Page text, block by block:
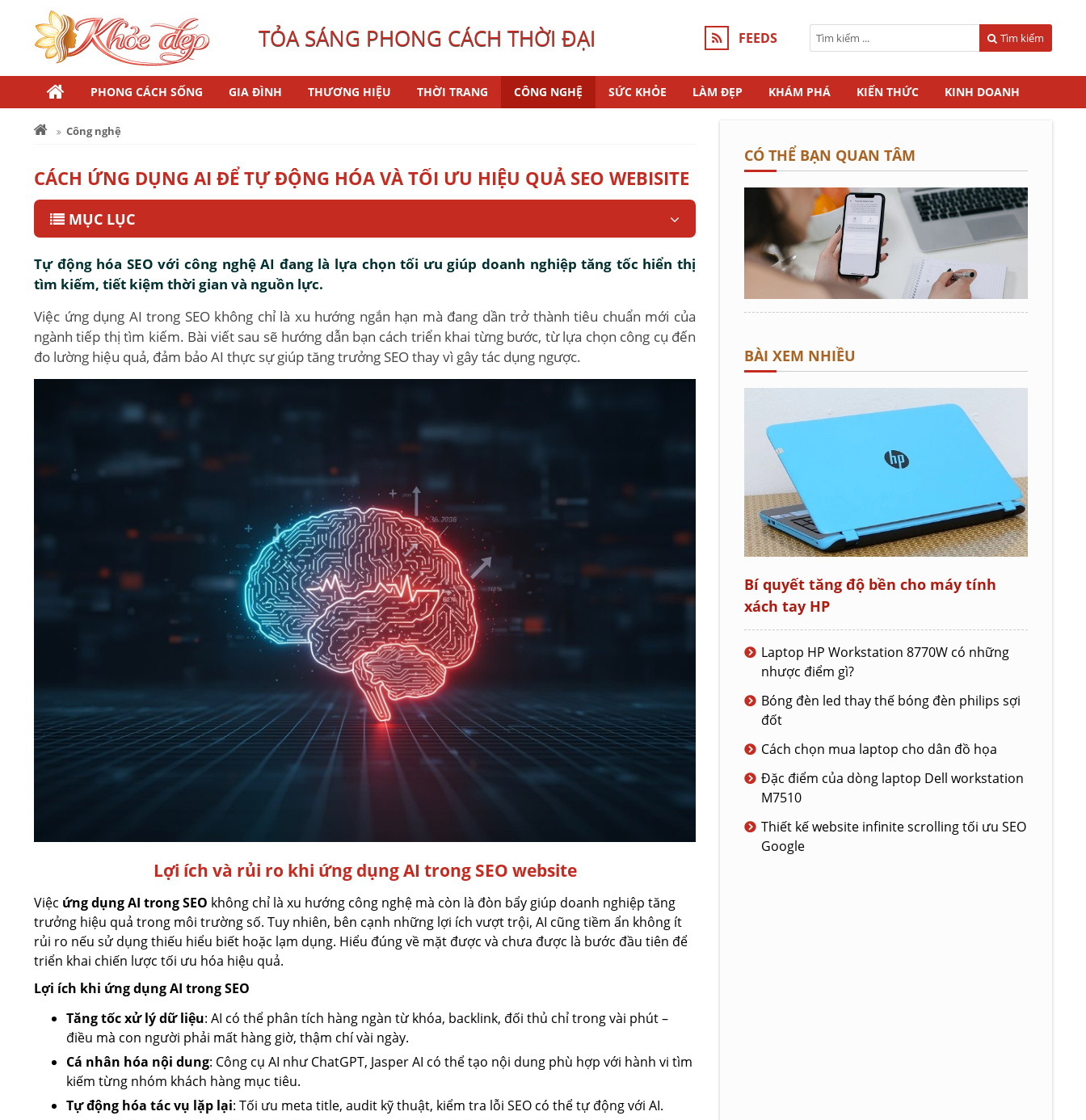
TỎA SÁNG PHONG CÁCH THỜI ĐẠI FEEDS Tìm kiếm
PHONG CÁCH SỐNG GIA ĐÌNH THƯƠNG HIỆU THỜI TRANG CÔNG NGHỆ SỨC KHỎE LÀM ĐẸP KHÁM PHÁ KIẾN THỨC KINH DOANH
Công nghệ
CÁCH ỨNG DỤNG AI ĐỂ TỰ ĐỘNG HÓA VÀ TỐI ƯU HIỆU QUẢ SEO WEBISITE
MỤC LỤC
Tự động hóa SEO với công nghệ AI đang là lựa chọn tối ưu giúp doanh nghiệp tăng tốc hiển thị
tìm kiếm, tiết kiệm thời gian và nguồn lực.
Việc ứng dụng AI trong SEO không chỉ là xu hướng ngắn hạn mà đang dần trở thành tiêu chuẩn mới của
ngành tiếp thị tìm kiếm. Bài viết sau sẽ hướng dẫn bạn cách triển khai từng bước, từ lựa chọn công cụ đến
đo lường hiệu quả, đảm bảo AI thực sự giúp tăng trưởng SEO thay vì gây tác dụng ngược.
Lợi ích và rủi ro khi ứng dụng AI trong SEO website
Việc ứng dụng AI trong SEO không chỉ là xu hướng công nghệ mà còn là đòn bẩy giúp doanh nghiệp tăng
trưởng hiệu quả trong môi trường số. Tuy nhiên, bên cạnh những lợi ích vượt trội, AI cũng tiềm ẩn không ít
rủi ro nếu sử dụng thiếu hiểu biết hoặc lạm dụng. Hiểu đúng về mặt được và chưa được là bước đầu tiên để
triển khai chiến lược tối ưu hóa hiệu quả.
Lợi ích khi ứng dụng AI trong SEO
Tăng tốc xử lý dữ liệu: AI có thể phân tích hàng ngàn từ khóa, backlink, đối thủ chỉ trong vài phút –
điều mà con người phải mất hàng giờ, thậm chí vài ngày.
Cá nhân hóa nội dung: Công cụ AI như ChatGPT, Jasper AI có thể tạo nội dung phù hợp với hành vi tìm
kiếm từng nhóm khách hàng mục tiêu.
Tự động hóa tác vụ lặp lại: Tối ưu meta title, audit kỹ thuật, kiểm tra lỗi SEO có thể tự động với AI.
CÓ THỂ BẠN QUAN TÂM
BÀI XEM NHIỀU
Bí quyết tăng độ bền cho máy tính
xách tay HP
Laptop HP Workstation 8770W có những
nhược điểm gì?
Bóng đèn led thay thế bóng đèn philips sợi
đốt
Cách chọn mua laptop cho dân đồ họa
Đặc điểm của dòng laptop Dell workstation
M7510
Thiết kế website infinite scrolling tối ưu SEO
Google